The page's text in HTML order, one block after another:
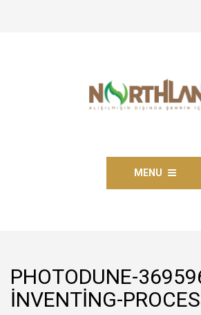
MENU
PHOTODUNE-
INVENTING-